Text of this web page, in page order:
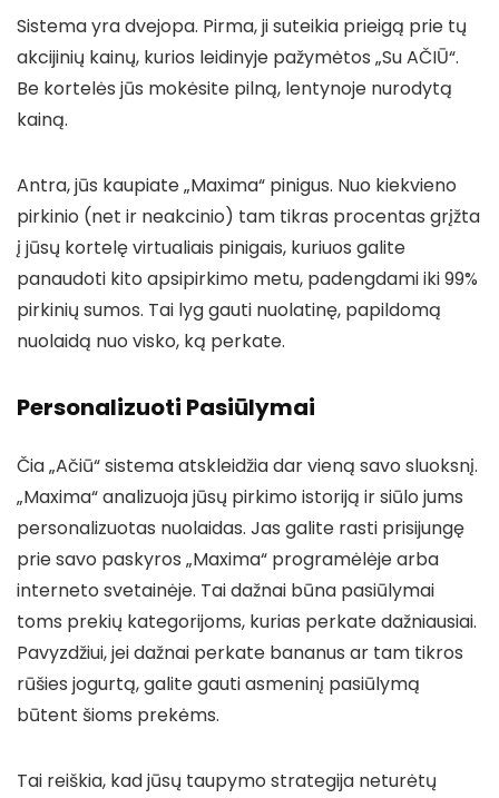
Sistema yra dvejopa. Pirma, ji suteikia prieigą prie tų
akcijinių kainų, kurios leidinyje pažymėtos „Su AČIŪ“.
Be kortelės jūs mokėsite pilną, lentynoje nurodytą
kainą.
Antra, jūs kaupiate „Maxima“ pinigus. Nuo kiekvieno
pirkinio (net ir neakcinio) tam tikras procentas grįžta
į jūsų kortelę virtualiais pinigais, kuriuos galite
panaudoti kito apsipirkimo metu, padengdami iki 99%
pirkinių sumos. Tai lyg gauti nuolatinę, papildomą
nuolaidą nuo visko, ką perkate.
Personalizuoti Pasiūlymai
Čia „Ačiū“ sistema atskleidžia dar vieną savo sluoksnį.
„Maxima“ analizuoja jūsų pirkimo istoriją ir siūlo jums
personalizuotas nuolaidas. Jas galite rasti prisijungę
prie savo paskyros „Maxima“ programėlėje arba
interneto svetainėje. Tai dažnai būna pasiūlymai
toms prekių kategorijoms, kurias perkate dažniausiai.
Pavyzdžiui, jei dažnai perkate bananus ar tam tikros
rūšies jogurtą, galite gauti asmeninį pasiūlymą
būtent šioms prekėms.
Tai reiškia, kad jūsų taupymo strategija neturėtų